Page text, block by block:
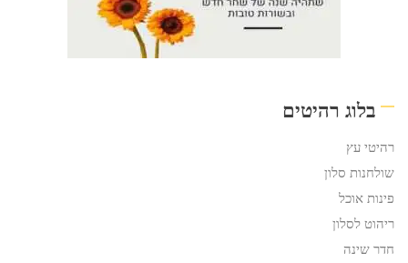
בלוג רהיטים
רהיטי עץ
שולחנות סלון
פינות אוכל
ריהוט לסלון
חדר שינה